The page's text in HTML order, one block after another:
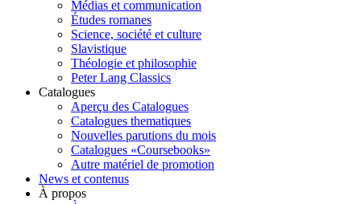
Médias et communication
Études romanes
Science, société et culture
Slavistique
Théologie et philosophie
Peter Lang Classics
Catalogues
Aperçu des Catalogues
Catalogues thematiques
Nouvelles parutions du mois
Catalogues «Coursebooks»
Autre matériel de promotion
News et contenus
À propos